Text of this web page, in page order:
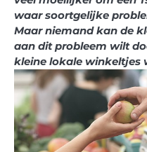
waar soortgelijke
Maar niemand kan de
aan dit probleem wilt
kleine lokale winkeltjes